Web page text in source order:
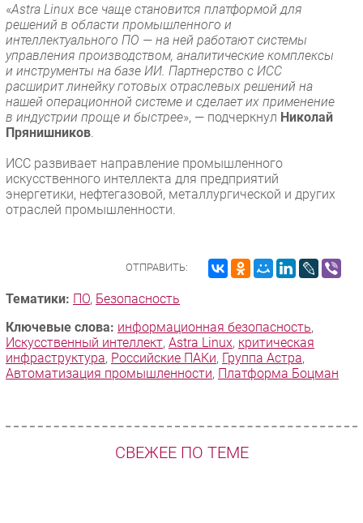
«Astra Linux все чаще становится платформой для
решений в области промышленного и
интеллектуального ПО — на ней работают системы
управления производством, аналитические комплексы
и инструменты на базе ИИ. Партнерство с ИСС
расширит линейку готовых отраслевых решений на
нашей операционной системе и сделает их применение
в индустрии проще и быстрее», — подчеркнул Николай
Прянишников
ИСС развивает направление промышленного
искусственного интеллекта для предприятий
энергетики, нефтегазовой, металлургической и других
отраслей промышленности.
ОТПРАВИТЬ:
Тематики: ПО, Безопасность
Ключевые слова: информационная безопасность,
Искусственный интеллект, Astra Linux, критическая
инфраструктура, Российские ПАКи, Группа Астра,
Автоматизация промышленности, Платформа Боцман
СВЕЖЕЕ ПО ТЕМЕ